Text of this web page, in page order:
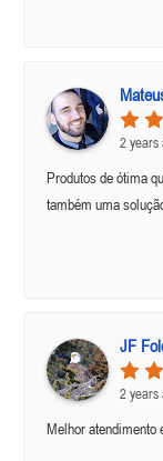
2 years
Produtos de ótima
também uma
JF
2 years
Melhor atendimento